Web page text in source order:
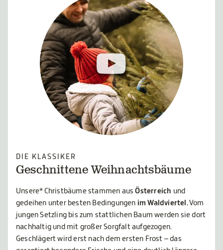
DIE KLASSIKER
Geschnittene Weihnachtsbäume
Unsere* Christbäume stammen ausÖsterreich und
gedeihen unter besten Bedingungen im Waldviertel.Vom
jungen Setzling bis zum stattlichen Baum werden sie dort
nachhaltig und mit großer Sorgfalt aufgezogen.
Geschlägert wird erst nach dem ersten Frost – das